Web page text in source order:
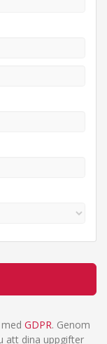
GDPR. Genom
att dina uppgifter